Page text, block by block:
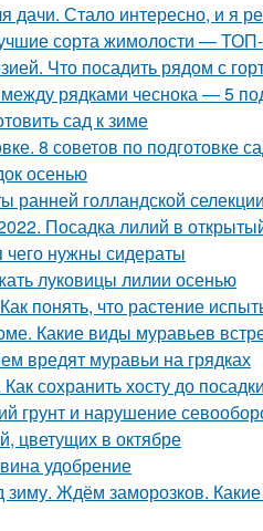
Стало интересно, и я
сорта жимолости —
Что посадить рядом с
рядками чеснока — 5
сад к зиме
8 советов по подготовке
осенью
ранней голландской селекции
Посадка лилий в
нужны сидераты
луковицы лилии осенью
понять, что растение
Какие виды муравьев
вредят муравьи на грядках
сохранить хосту до посадки
грунт и нарушение
цветущих в октябре
удобрение
Ждём заморозков.